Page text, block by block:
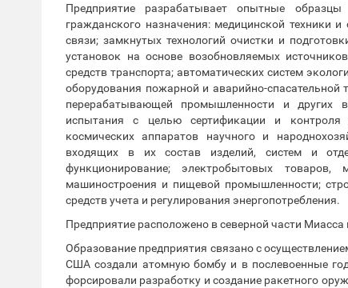
Предприятие разрабатывает опытные
гражданского назначения: медицинской техники
связи; замкнутых технологий очистки и
установок на основе возобновляемых
средств транспорта; автоматических систем
оборудования пожарной и аварийно-
перерабатывающей промышленности и других
испытания с целью сертификации и контроля
космических аппаратов научного и
входящих в их состав изделий, систем и
функционирование; электробытовых товаров,
машиностроения и пищевой промышленности;
средств учета и регулирования энергопотребления.
Предприятие расположено в северной части
Образование предприятия связано с
США создали атомную бомбу и в послевоенные
форсировали разработку и создание ракетного